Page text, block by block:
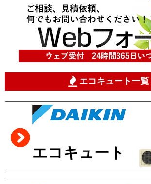
エコキュート一覧
エコキュート